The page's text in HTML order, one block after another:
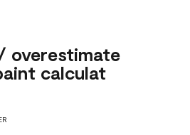
overestimate
calculat